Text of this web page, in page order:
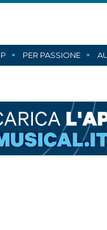
PER PASSIONE